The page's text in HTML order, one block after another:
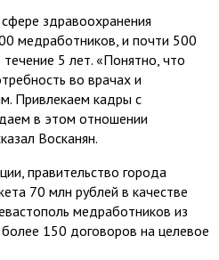
здравоохранения
медработников, и почти 500
5 лет. «Понятно, что
во врачах и
Привлекаем кадры с
в этом отношении
Восканян.
правительство города
70 млн рублей в качестве
медработников из
150 договоров на целевое